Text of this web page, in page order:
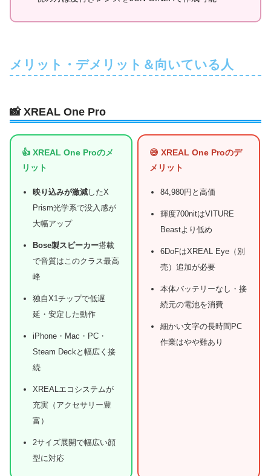
メリット・デメリット＆向いている人
📸 XREAL One Pro
👍 XREAL One Proのメ
リット
映り込みが激減したX
Prism光学系で没入感が
大幅アップ
Bose製スピーカー搭載
で音質はこのクラス最高
峰
独自X1チップで低遅
延・安定した動作
iPhone・Mac・PC・
Steam Deckと幅広く接
続
XREALエコシステムが
充実（アクセサリー豊
富）
2サイズ展開で幅広い顔
型に対応
😅 XREAL One Proのデ
メリット
84,980円と高価
輝度700nitはVITURE
Beastより低め
6DoFはXREAL Eye（別
売）追加が必要
本体バッテリーなし・接
続元の電池を消費
細かい文字の長時間PC
作業はやや難あり